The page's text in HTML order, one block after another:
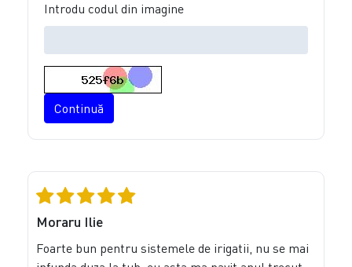
Introdu codul din imagine
Continuă
Moraru Ilie
Foarte bun pentru sistemele de irigatii, nu se mai